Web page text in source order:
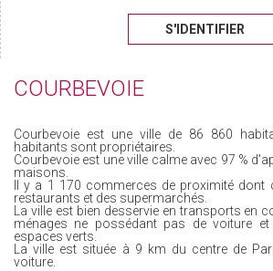
S'IDENTIFIER
COURBEVOIE
Courbevoie est une ville de 86 860
habitants sont propriétaires.
Courbevoie est une ville calme avec 97 %
maisons.
Il y a 1 170 commerces de proximité dont
restaurants et des supermarchés.
La ville est bien desservie en transports en
ménages ne possédant pas de voiture
espaces verts.
La ville est située à 9 km du centre de
voiture.